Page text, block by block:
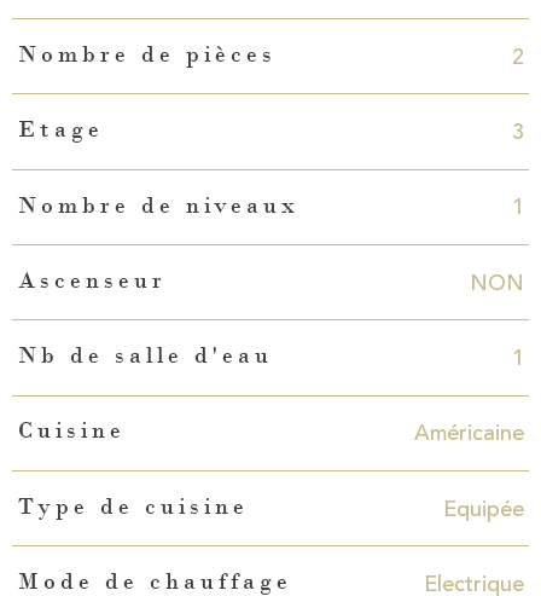
Nombre de pièces 2
Etage 3
Nombre de niveaux 1
Ascenseur NON
Nb de salle d'eau 1
Cuisine Américaine
Type de cuisine Equipée
Mode de chauffage Electrique